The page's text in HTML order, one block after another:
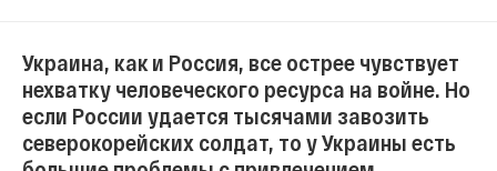
Украина, как и Россия, все острее чувствует
нехватку человеческого ресурса на войне. Но
если России удается тысячами завозить
северокорейских солдат, то у Украины есть